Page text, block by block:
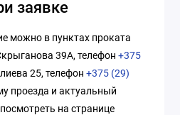
заявке
можно в пунктах проката
39А, телефон +375
25, телефон +375 (29)
проезда и актуальный
на странице